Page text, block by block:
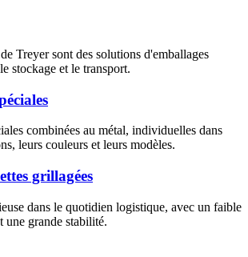
Treyer sont des solutions d'emballages
stockage et le transport.
combinées au métal, individuelles dans
leurs couleurs et leurs modèles.
grillagées
dans le quotidien logistique, avec un faible
une grande stabilité.